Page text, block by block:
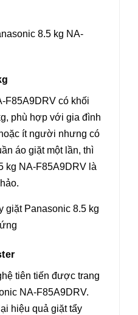
F85A9DRV có khối
phù hợp với gia đình
ít người nhưng có
áo giặt một lần, thì
kg NA-F85A9DRV là
tiên tiến được trang
NA-F85A9DRV.
hiệu quả giặt tẩy